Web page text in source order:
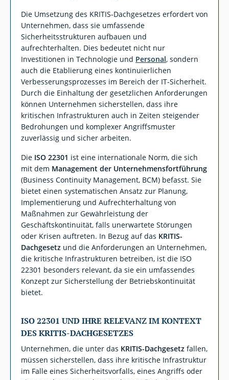
Die Umsetzung des KRITIS-Dachgesetzes erfordert von
Unternehmen, dass sie umfassende
Sicherheitsstrukturen aufbauen und
aufrechterhalten. Dies bedeutet nicht nur
Investitionen in Technologie und Personal, sondern
auch die Etablierung eines kontinuierlichen
Verbesserungsprozesses im Bereich der IT-Sicherheit.
Durch die Einhaltung der gesetzlichen Anforderungen
können Unternehmen sicherstellen, dass ihre
kritischen Infrastrukturen auch in Zeiten steigender
Bedrohungen und komplexer Angriffsmuster
zuverlässig und sicher arbeiten.
Die ISO 22301 ist eine internationale Norm, die sich
mit dem Management der Unternehmensfortführung
(Business Continuity Management, BCM) befasst. Sie
bietet einen systematischen Ansatz zur Planung,
Implementierung und Aufrechterhaltung von
Maßnahmen zur Gewährleistung der
Geschäftskontinuität, falls unerwartete Störungen
oder Krisen auftreten. In Bezug auf das KRITIS-
Dachgesetz und die Anforderungen an Unternehmen,
die kritische Infrastrukturen betreiben, ist die ISO
22301 besonders relevant, da sie ein umfassendes
Konzept zur Sicherstellung der Betriebskontinuität
bietet.
ISO 22301 UND IHRE RELEVANZ IM KONTEXT
DES KRITIS-DACHGESETZES
Unternehmen, die unter das KRITIS-Dachgesetz fallen,
müssen sicherstellen, dass ihre kritische Infrastruktur
im Falle eines Sicherheitsvorfalls, eines Angriffs oder